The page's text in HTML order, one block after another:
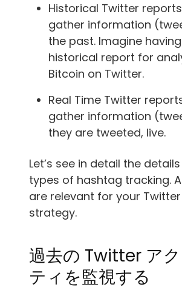
Historical Twitter
gather information
the past. Imagine
historical report for
Bitcoin on Twitter.
Real Time Twitter
gather information
they are tweeted, live.
Let’s see in detail the
types of hashtag tracking.
are relevant for your
strategy.
過去の Twitter ア
ティを監視する